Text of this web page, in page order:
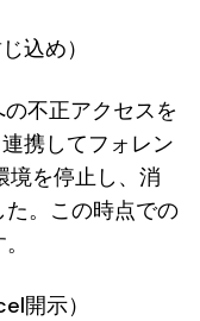
込め）
不正アクセスを
携してフォレン
境を停止し、消
。この時点での
開示）